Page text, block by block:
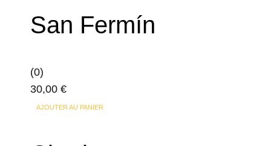
San Fermín
(0)
30,00 €
AJOUTER AU PANIER